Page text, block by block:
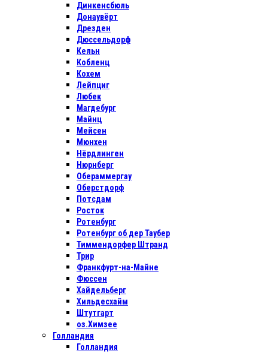
Динкенсбюль
Донаувёрт
Дрезден
Дюссельдорф
Кельн
Кобленц
Кохем
Лейпциг
Любек
Магдебург
Майнц
Мейсен
Мюнхен
Нёрдлинген
Нюрнберг
Обераммергау
Оберстдорф
Потсдам
Росток
Ротенбург
Ротенбург об дер Таубер
Тиммендорфер Штранд
Трир
Франкфурт-на-Майне
Фюссен
Хайдельберг
Хильдесхайм
Штутгарт
оз.Химзее
Голландия
Голландия